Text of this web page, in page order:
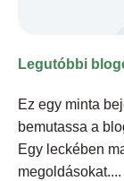
Legutóbbi
Ez egy minta
bemutassa a
Egy leckében
megoldásokat.